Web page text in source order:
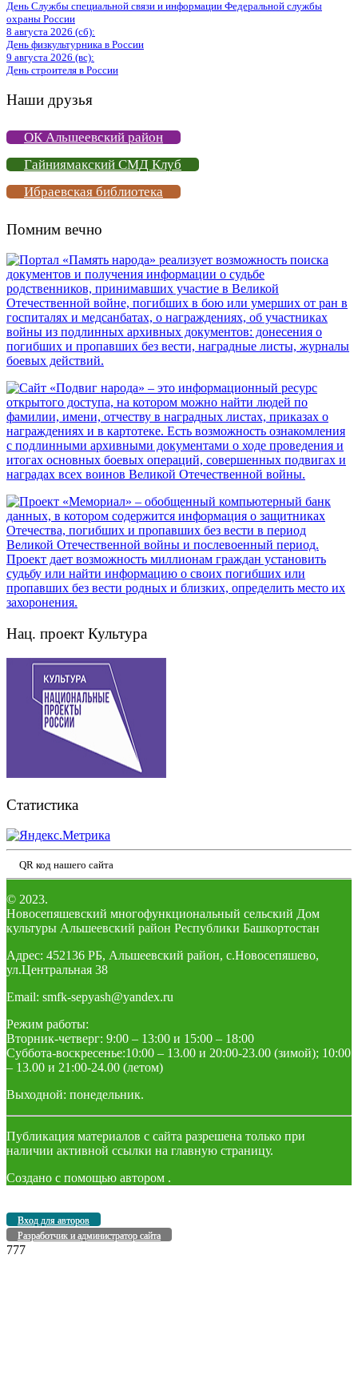
День Службы специальной связи и информации Федеральной службы
охраны России
8 августа 2026 (сб):
День физкультурника в России
9 августа 2026 (вс):
День строителя в России
Наши друзья
ОК Альшеевский район
Гайниямакский СМД Клуб
Ибраевская библиотека
Помним вечно
Нац. проект Культура
Статистика
QR код нашего сайта
© 2023.
Новосепяшевский многофункциональный сельский Дом
культуры Альшеевский район Республики Башкортостан
Адрес: 452136 РБ, Альшеевский район, с.Новосепяшево,
ул.Центральная 38
Email: smfk-sepyash@yandex.ru
Режим работы:
Вторник-четверг: 9:00 – 13:00 и 15:00 – 18:00
Суббота-воскресенье:10:00 – 13.00 и 20:00-23.00 (зимой); 10:00
– 13.00 и 21:00-24.00 (летом)
Выходной: понедельник.
Публикация материалов с сайта разрешена только при
наличии активной ссылки на главную страницу.
Создано с помощью автором .
Вход для авторов
Разработчик и администратор сайта
777